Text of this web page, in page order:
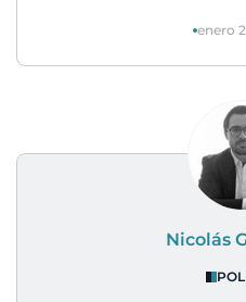
enero
Nicolás